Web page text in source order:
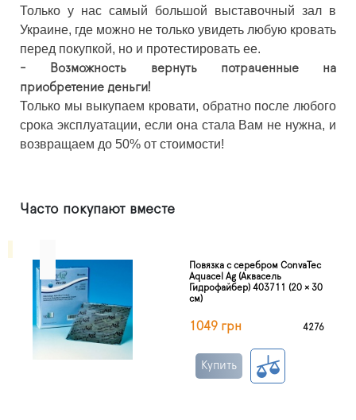
Только у нас самый большой выставочный зал в
Украине, где можно не только увидеть любую кровать
перед покупкой, но и протестировать ее.
- Возможность вернуть потраченные на
приобретение деньги!
Только мы выкупаем кровати, обратно после любого
срока эксплуатации, если она стала Вам не нужна, и
возвращаем до 50% от стоимости!
Часто покупают вместе
Повязка с серебром ConvaTec
Aquacel Ag (Аквасель
Гидрофайбер) 403711 (20 × 30
см)
1049 грн 4276
Купить